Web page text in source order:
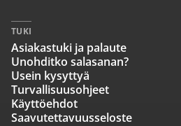
TUKI
Asiakastuki ja palaute
Unohditko salasanan?
Usein kysyttyä
Turvallisuusohjeet
Käyttöehdot
Saavutettavuusseloste